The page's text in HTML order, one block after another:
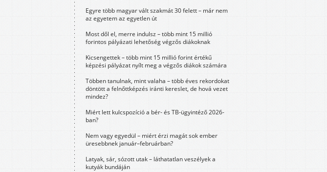
Egyre több magyar vált szakmát 30 felett – már nem
az egyetem az egyetlen út
Most dől el, merre indulsz – több mint 15 millió
forintos pályázati lehetőség végzős diákoknak
Kicsengettek – több mint 15 millió forint értékű
képzési pályázat nyílt meg a végzős diákok számára
Többen tanulnak, mint valaha – több éves rekordokat
döntött a felnőttképzés iránti kereslet, de hová vezet
mindez?
Miért lett kulcspozíció a bér- és TB-ügyintéző 2026-
ban?
Nem vagy egyedül – miért érzi magát sok ember
üresebbnek január–februárban?
Latyak, sár, sózott utak – láthatatlan veszélyek a
kutyák bundáján